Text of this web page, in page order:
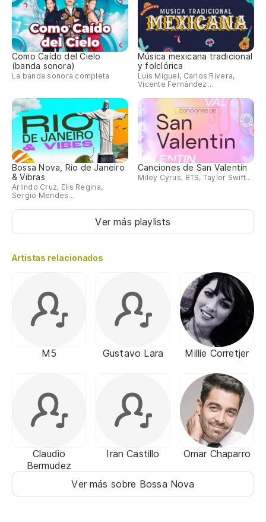
Como Caído del Cielo
(banda sonora)
La banda sonora completa
Música mexicana tradicional
y folclórica
Luis Miguel, Carlos Rivera,
Vicente Fernández…
Bossa Nova, Rio de Janeiro
& Vibras
Arlindo Cruz, Elis Regina,
Sergio Mendes...
Canciones de San Valentín
Miley Cyrus, BTS, Taylor Swift...
Ver más playlists
Artistas relacionados
M5 Gustavo Lara Millie Corretjer
Claudio
Bermudez
Iran Castillo Omar Chaparro
Ver más sobre Bossa Nova